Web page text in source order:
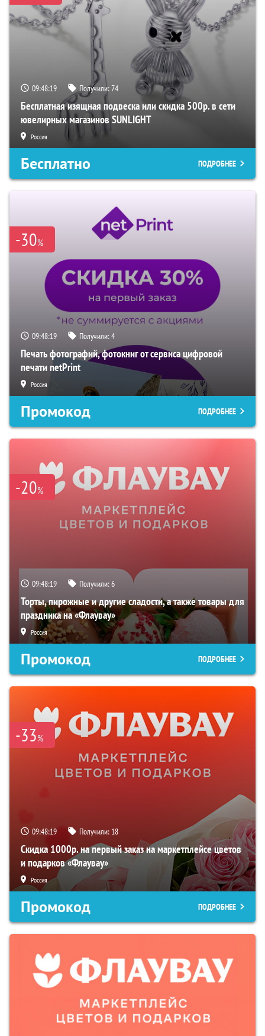
09:48:18 Получили:74
Бесплатная изящная подвеска или скидка 500р. в сети
ювелирных магазинов SUNLIGHT
Россия
Бесплатно ПОДРОБНЕЕ
-30%
09:48:18 Получили:4
Печать фотографий, фотокниг от сервиса цифровой
печати netPrint
Россия
Промокод ПОДРОБНЕЕ
-20%
09:48:18 Получили:6
Торты, пирожные и другие сладости, а также товары для
праздника на «Флаувау»
Россия
Промокод ПОДРОБНЕЕ
-33%
09:48:18 Получили: 18
Скидка 1000р. на первый заказ на маркетплейсе цветов
и подарков «Флаувау»
Россия
Промокод ПОДРОБНЕЕ